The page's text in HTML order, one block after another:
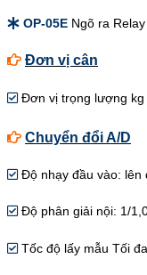
OP-05E Ngõ ra
Đơn vị cân
Đơn vị trọng lượng kg
Chuyển đổi A/D
Độ nhạy đầu vào: lên
Độ phân giải nội: 1/
Tốc độ lấy mẫu Tối